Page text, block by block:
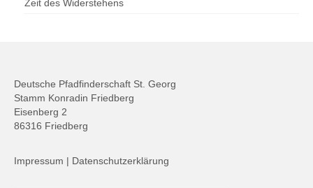
Zeit des Widerstehens
Deutsche Pfadfinderschaft St. Georg
Stamm Konradin Friedberg
Eisenberg 2
86316 Friedberg
Impressum | Datenschutzerklärung